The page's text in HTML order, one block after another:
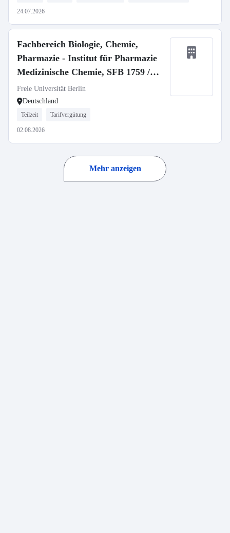
24.07.2026
Fachbereich Biologie, Chemie,
Pharmazie - Institut für Pharmazie
Medizinische Chemie, SFB 1759 /
Medicinal Chemistry, SFB 1759
Freie Universität Berlin
Deutschland
Teilzeit Tarifvergütung
02.08.2026
Mehr anzeigen